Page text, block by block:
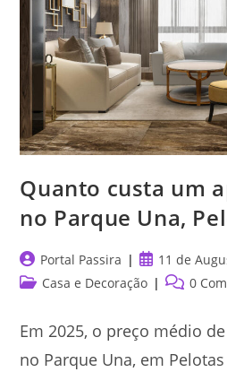
Quanto custa um
no Parque Una,
Post
author:
Portal Passira
Post
published:
11 de
PostCasa e Decoração
Post0
Em 2025, o preço médio
no Parque Una, em Pelotas